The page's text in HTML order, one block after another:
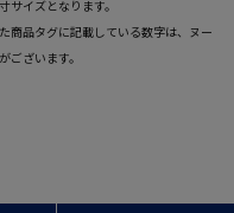
イズとなります。
商品タグに記載している数字は、ヌー
ございます。